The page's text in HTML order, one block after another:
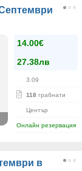
14.00€
27.38лв
3.09
118 грабнати
Център
Онлайн резервация
в